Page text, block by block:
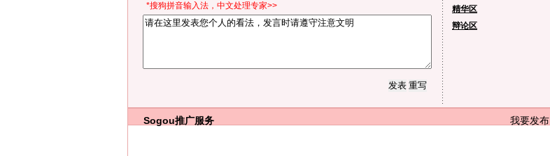
*搜狗拼音输入法，中文处理专家>>
精华区
辩论区
我要发布
Sogou推广服务